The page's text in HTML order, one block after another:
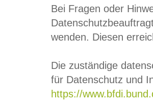
Bei Fragen oder
wenden. Diesen
Die zuständige
für Datenschutz und
https://